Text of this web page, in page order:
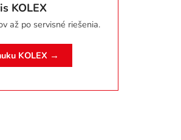
KOLEX
až po servisné riešenia.
KOLEX →